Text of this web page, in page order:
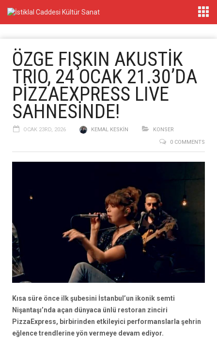
ÖZGE FIŞKIN AKUSTİK
TRIO, 24 OCAK 21.30’DA
PİZZAEXPRESS LIVE
SAHNESİNDE!
OCAK 23RD, 2026 KEMAL KESKIN
KONSER
0 COMMENTS
Kısa süre önce ilk şubesini İstanbul’un ikonik semti
Nişantaşı’nda açan dünyaca ünlü restoran zinciri
PizzaExpress, birbirinden etkileyici performanslarla şehrin
eğlence trendlerine yön vermeye devam ediyor.